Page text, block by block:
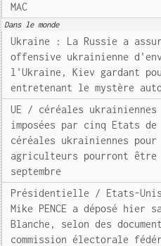
MAC
Dans le monde
Ukraine : La Russie a
offensive ukrainienne
l'Ukraine, Kiev gardant
entretenant le mystère
UE / céréales
imposées par cinq Etats
céréales ukrainiennes
agriculteurs pourront être
septembre
Présidentielle / Etats-
Mike PENCE a déposé hier
Blanche, selon des
commission électorale